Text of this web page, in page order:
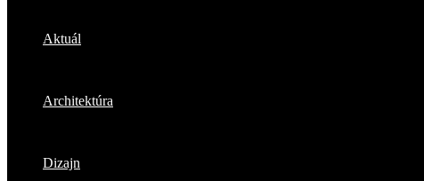
Aktuál
Architektúra
Dizajn